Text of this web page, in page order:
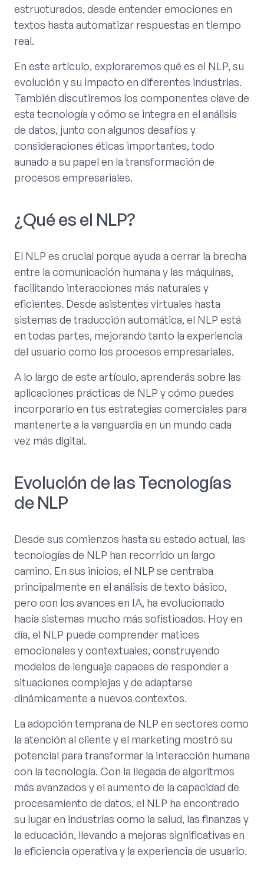
estructurados, desde entender emociones en
textos hasta automatizar respuestas en tiempo
real.
En este artículo, exploraremos qué es el NLP, su
evolución y su impacto en diferentes industrias.
También discutiremos los componentes clave de
esta tecnología y cómo se integra en el análisis
de datos, junto con algunos desafíos y
consideraciones éticas importantes, todo
aunado a su papel en la transformación de
procesos empresariales.
¿Qué es el NLP?
El NLP es crucial porque ayuda a cerrar la brecha
entre la comunicación humana y las máquinas,
facilitando interacciones más naturales y
eficientes. Desde asistentes virtuales hasta
sistemas de traducción automática, el NLP está
en todas partes, mejorando tanto la experiencia
del usuario como los procesos empresariales.
A lo largo de este artículo, aprenderás sobre las
aplicaciones prácticas de NLP y cómo puedes
incorporarlo en tus estrategias comerciales para
mantenerte a la vanguardia en un mundo cada
vez más digital.
Evolución de las Tecnologías
de NLP
Desde sus comienzos hasta su estado actual, las
tecnologías de NLP han recorrido un largo
camino. En sus inicios, el NLP se centraba
principalmente en el análisis de texto básico,
pero con los avances en IA, ha evolucionado
hacia sistemas mucho más sofisticados. Hoy en
día, el NLP puede comprender matices
emocionales y contextuales, construyendo
modelos de lenguaje capaces de responder a
situaciones complejas y de adaptarse
dinámicamente a nuevos contextos.
La adopción temprana de NLP en sectores como
la atención al cliente y el marketing mostró su
potencial para transformar la interacción humana
con la tecnología. Con la llegada de algoritmos
más avanzados y el aumento de la capacidad de
procesamiento de datos, el NLP ha encontrado
su lugar en industrias como la salud, las finanzas y
la educación, llevando a mejoras significativas en
la eficiencia operativa y la experiencia de usuario.